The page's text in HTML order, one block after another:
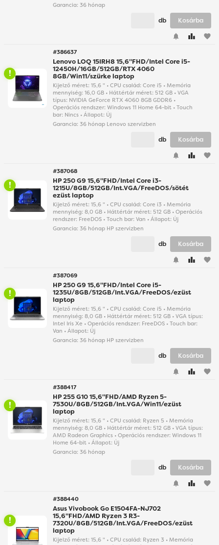
Garancia: 36 hónap
favorite
db Kosárba
#386637
Lenovo LOQ 15IRH8 15,6"FHD/Intel Core i5-
12450H/16GB/512GB/RTX 4060
8GB/Win11/szürke laptop
Kijelző méret: 15,6 " • CPU család: Core i5 • Memória
mennyiség: 16,0 GB • Háttértár méret: 512 GB • VGA
típus: NVIDIA GeForce RTX 4060 8GB GDDR6 •
Operációs rendszer: Windows 11 Home 64-bit • Touch
bar: Nincs • Állapot: Új
Garancia: 36 hónap Lenovo szervizben
favorite
db Kosárba
#387068
HP 250 G9 15,6"FHD/Intel Core i3-
1215U/8GB/512GB/Int.VGA/FreeDOS/sötét
ezüst laptop
Kijelző méret: 15,6 " • CPU család: Core i3 • Memória
mennyiség: 8,0 GB • Háttértár méret: 512 GB • Operációs
rendszer: FreeDOS • Touch bar: Van • Állapot: Új
Garancia: 36 hónap HP szervizben
favorite
db Kosárba
#387069
HP 250 G9 15,6"FHD/Intel Core i5-
1235U/8GB/512GB/Int.VGA/FreeDOS/ezüst
laptop
Kijelző méret: 15,6 " • CPU család: Core i5 • Memória
mennyiség: 8,0 GB • Háttértár méret: 512 GB • VGA típus:
Intel Iris Xe • Operációs rendszer: FreeDOS • Touch bar:
Van • Állapot: Új
Garancia: 36 hónap HP szervizben
favorite
db Kosárba
#388417
HP 255 G10 15,6"FHD/AMD Ryzen 5-
7530U/8GB/512GB/Int.VGA/Win11/ezüst
laptop
Kijelző méret: 15,6 " • CPU család: Ryzen 5 • Memória
mennyiség: 8,0 GB • Háttértár méret: 512 GB • VGA típus:
AMD Radeon Graphics • Operációs rendszer: Windows 11
Home 64-bit • Állapot: Új
Garancia: 36 hónap
favorite
db Kosárba
#388440
Asus Vivobook Go E1504FA-NJ702
15,6"FHD/AMD Ryzen 3 R3-
7320U/8GB/512GB/Int.VGA/FreeDOS/ezüst
laptop
Kijelző méret: 15,6 " • CPU család: Ryzen 3 • Memória